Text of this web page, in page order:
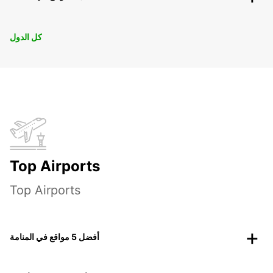
كل الدول
Top Airports
Top Airports
أفضل 5 مواقع في المنامة